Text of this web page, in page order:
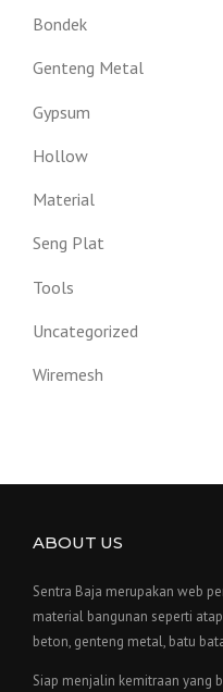
Bondek
Genteng Metal
Gypsum
Hollow
Material
Seng Plat
Tools
Uncategorized
Wiremesh
ABOUT US
Sentra Baja merupakan web
material bangunan seperti
beton, genteng metal, batu
Siap menjalin kemitraan yang